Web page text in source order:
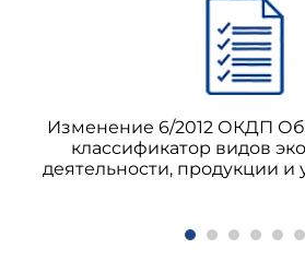
Изменение 6/2012 ОКДП
классификатор видов
деятельности, продукции и